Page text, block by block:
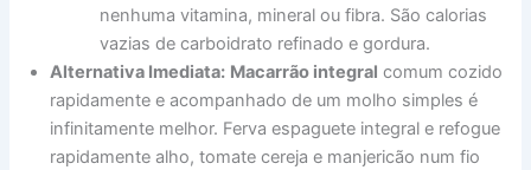
nenhuma vitamina, mineral ou fibra. São calorias
vazias de carboidrato refinado e gordura.
Alternativa Imediata: Macarrão integral comum cozido
rapidamente e acompanhado de um molho simples é
infinitamente melhor. Ferva espaguete integral e refogue
rapidamente alho, tomate cereja e manjericão num fio